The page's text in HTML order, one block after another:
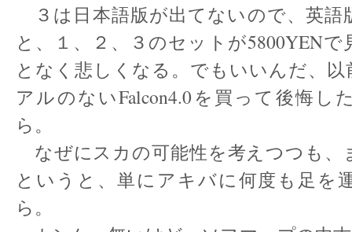
３は日本語版が出てないので、英語
と、１、２、３のセットが5800YEN
となく悲しくなる。でもいいんだ、
アルのないFalcon4.0を買って後悔し
ら。
なぜにスカの可能性を考えつつも、
というと、単にアキバに何度も足を
ら。